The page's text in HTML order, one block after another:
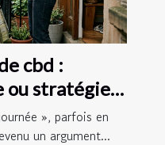
cbd :
ou stratégie
», parfois en
un argument...